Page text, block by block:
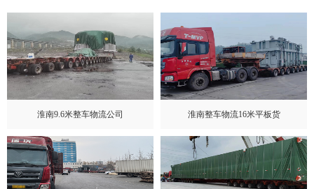
淮南9.6米整车物流公司 淮南整车物流16米平板货